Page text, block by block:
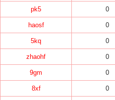
pk5 0
haosf 0
5kq 0
zhaohf 0
9gm 0
8xf 0